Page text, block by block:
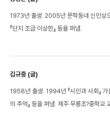
1973년 출생. 2005년 문학동네 신인상으
『단지 조금 이상한』 등을 펴냄.
김규중 (글)
1958년 출생. 1994년 『시인과 사회』 가
의 추억』 등을 펴냄. 제주 무릉초?중학교